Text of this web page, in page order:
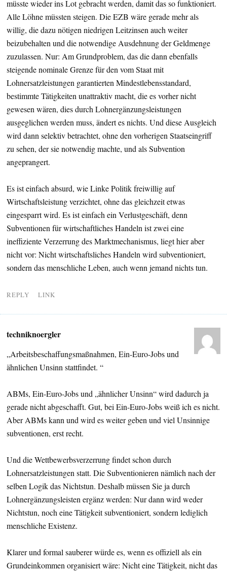
müsste wieder ins Lot gebracht werden, damit das so funktioniert.
Alle Löhne müssten steigen. Die EZB wäre gerade mehr als
willig, die dazu nötigen niedrigen Leitzinsen auch weiter
beizubehalten und die notwendige Ausdehnung der Geldmenge
zuzulassen. Nur: Am Grundproblem, das die dann ebenfalls
steigende nominale Grenze für den vom Staat mit
Lohnersatzleistungen garantierten Mindestlebensstandard,
bestimmte Tätigkeiten unattraktiv macht, die es vorher nicht
gewesen wären, dies durch Lohnergänzungsleistungen
ausgeglichen werden muss, ändert es nichts. Und diese Ausgleich
wird dann selektiv betrachtet, ohne den vorherigen Staatseingriff
zu sehen, der sie notwendig machte, und als Subvention
angeprangert.
Es ist einfach absurd, wie Linke Politik freiwillig auf
Wirtschaftsleistung verzichtet, ohne das gleichzeit etwas
eingesparrt wird. Es ist einfach ein Verlustgeschäft, denn
Subventionen für wirtschaftliches Handeln ist zwei eine
ineffiziente Verzerrung des Marktmechanismus, liegt hier aber
nicht vor: Nicht wirtschaftsliches Handeln wird subventioniert,
sondern das menschliche Leben, auch wenn jemand nichts tun.
REPLY LINK
techniknoergler
„Arbeitsbeschaffungsmaßnahmen, Ein-Euro-Jobs und
ähnlichen Unsinn stattfindet. “
ABMs, Ein-Euro-Jobs und „ähnlicher Unsinn“ wird dadurch ja
gerade nicht abgeschafft. Gut, bei Ein-Euro-Jobs weiß ich es nicht.
Aber ABMs kann und wird es weiter geben und viel Unsinnige
subventionen, erst recht.
Und die Wettbewerbsverzerrung findet schon durch
Lohnersatzleistungen statt. Die Subventionieren nämlich nach der
selben Logik das Nichtstun. Deshalb müssen Sie ja durch
Lohnergänzungsleisten ergänz werden: Nur dann wird weder
Nichtstun, noch eine Tätigkeit subventioniert, sondern lediglich
menschliche Existenz.
Klarer und formal sauberer würde es, wenn es offiziell als ein
Grundeinkommen organisiert wäre: Nicht eine Tätigkeit, nicht das